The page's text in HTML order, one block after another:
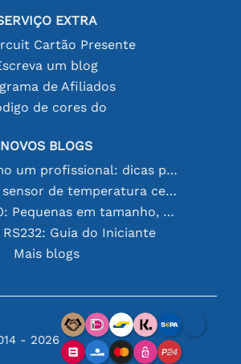
EXTRA
Cartão Presente
um blog
de Afiliados
de cores do
NOVOS BLOGS
Soldando como um profissional: dicas para conexões eletrônicas perfeitas
Escolhendo o sensor de temperatura certo [youtube]
Baterias 18650: Pequenas em tamanho, grandes em desempenho
Guia do Iniciante
Mais blogs
- 2026